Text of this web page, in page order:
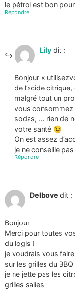
le pétrol est bon
Répondre
Lily dit :
Bonjour «
de l’acide
malgré tout un
vous consommez
sodas, … rien de
votre santé 😉
On est assez
je ne conseille
Répondre
Delbove dit :
Bonjour,
Merci pour toutes
du logis !
je voudrais vous
sur les grilles du BBQ
je ne jette pas les
grilles salies.